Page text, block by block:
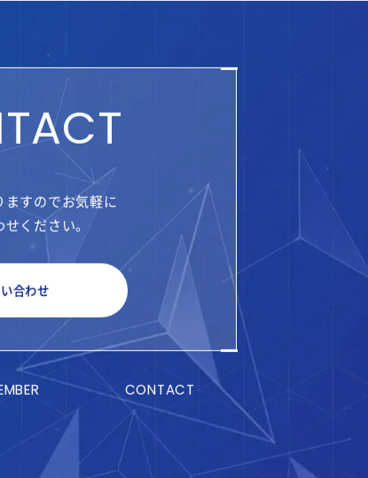
ますのでお気軽に
ください。
合わせ
CONTACT